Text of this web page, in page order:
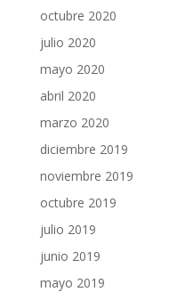
octubre 2020
julio 2020
mayo 2020
abril 2020
marzo 2020
diciembre 2019
noviembre 2019
octubre 2019
julio 2019
junio 2019
mayo 2019